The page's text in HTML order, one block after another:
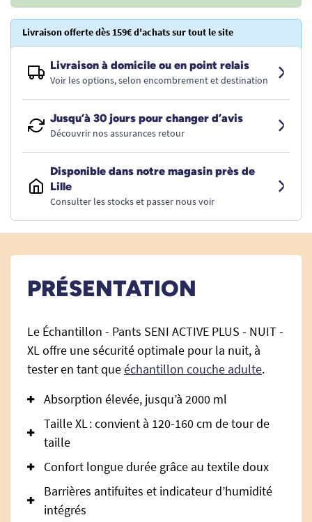
Livraison offerte dès 159€ d'achats sur tout le site
Livraison à domicile ou en point relais
Voir les options, selon encombrement et destination
Jusqu’à 30 jours pour changer d’avis
Découvrir nos assurances retour
Disponible dans notre magasin près de
Lille
Consulter les stocks et passer nous voir
PRÉSENTATION
Le Échantillon - Pants SENI ACTIVE PLUS - NUIT -
XL offre une sécurité optimale pour la nuit, à
tester en tant queéchantillon couche adulte.
Absorption élevée, jusqu’à 2000 ml
Taille XL : convient à 120-160 cm de tour de
taille
Confort longue durée grâce au textile doux
Barrières antifuites et indicateur d’humidité
intégrés